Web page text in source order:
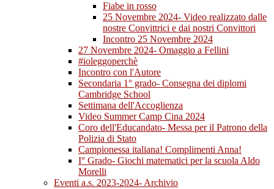
Fiabe in rosso
25 Novembre 2024- Video realizzato dalle
nostre Convittrici e dai nostri Convittori
Incontro 25 Novembre 2024
27 Novembre 2024- Omaggio a Fellini
#ioleggoperchè
Incontro con l'Autore
Secondaria 1° grado- Consegna dei diplomi
Cambridge School
Settimana dell'Accoglienza
Video Summer Camp Cina 2024
Coro dell'Educandato- Messa per il Patrono della
Polizia di Stato
Campionessa italiana! Complimenti Anna!
I° Grado- Giochi matematici per la scuola Aldo
Morelli
Eventi a.s. 2023-2024- Archivio